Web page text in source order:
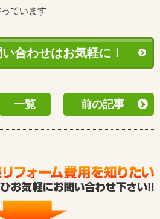
ています
合わせはお気軽に！
一覧 前の記事